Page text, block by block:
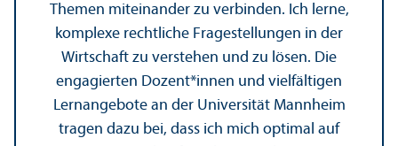
Themen miteinander zu verbinden. Ich lerne,
komplexe rechtliche Fragestellungen in der
Wirtschaft zu verstehen und zu lösen. Die
engagierten Dozent*innen und vielfältigen
Lernangebote an der Universität Mannheim
tragen dazu bei, dass ich mich optimal auf